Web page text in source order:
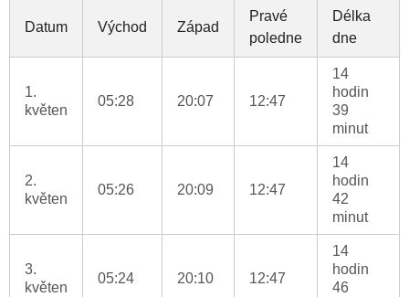
Datum Východ Západ
Pravé
poledne
Délka
dne
1.
květen
05:28 20:07 12:47
14
hodin
39
minut
2.
květen
05:26 20:09 12:47
14
hodin
42
minut
3.
květen
05:24 20:10 12:47
14
hodin
46